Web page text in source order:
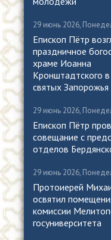
29 июнь 2026,
Епископ Пётр
праздничное
храме Иоанна
Кронштадтского
святых Запорожья
29 июнь 2026,
Епископ Пётр
совещание с
отделов
29 июнь 2026,
Протоиерей
освятил
комиссии
госуниверситета